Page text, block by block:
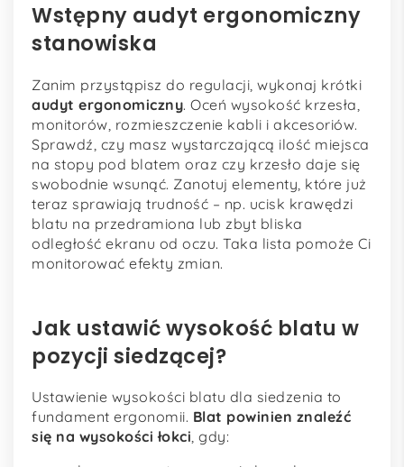
Wstępny audyt ergonomiczny
stanowiska
Zanim przystąpisz do regulacji, wykonaj krótki
audyt ergonomiczny. Oceń wysokość krzesła,
monitorów, rozmieszczenie kabli i akcesoriów.
Sprawdź, czy masz wystarczającą ilość miejsca
na stopy pod blatem oraz czy krzesło daje się
swobodnie wsunąć. Zanotuj elementy, które już
teraz sprawiają trudność – np. ucisk krawędzi
blatu na przedramiona lub zbyt bliska
odległość ekranu od oczu. Taka lista pomoże Ci
monitorować efekty zmian.
Jak ustawić wysokość blatu w
pozycji siedzącej?
Ustawienie wysokości blatu dla siedzenia to
fundament ergonomii. Blat powinien znaleźć
się na wysokości łokci, gdy: